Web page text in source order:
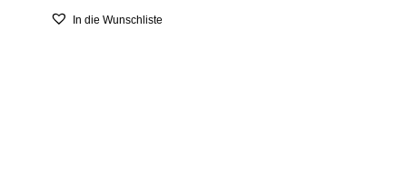
In die Wunschliste